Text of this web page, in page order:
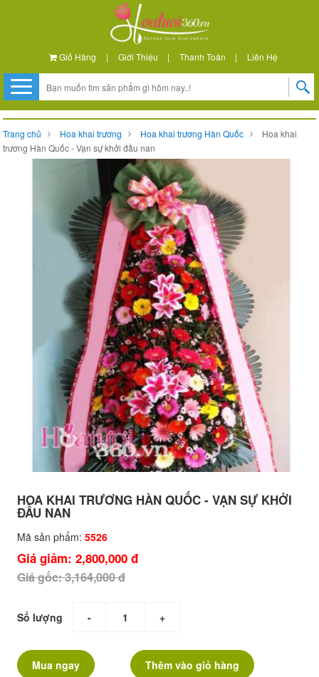
Giỏ Hàng | Giới Thiệu | Thanh Toán | Liên Hệ
Trang chủ Hoa khai trương Hoa khai trương Hàn Quốc
Hoa khai
trương Hàn Quốc - Vạn sự khởi đầu nan
HOA KHAI TRƯƠNG HÀN QUỐC - VẠN SỰ KHỞI
ĐẦU NAN
Mã sản phẩm: 5526
Giá giảm: 2,800,000 đ
Giá gốc: 3,164,000 đ
Số lượng - +
Mua ngay Thêm vào giỏ hàng